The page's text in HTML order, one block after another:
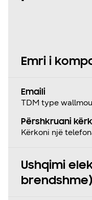
Emri i
Emaili
TDM type
Përshkruani
Kërkoni një
Ushqimi
brendshme)